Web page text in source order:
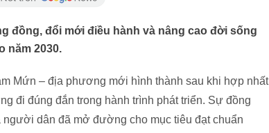
đồng, đổi mới điều hành và nâng cao đời sống
năm 2030.
Mứn – địa phương mới hình thành sau khi hợp nhất
đi đúng đắn trong hành trình phát triển. Sự đồng
dân đã mở đường cho mục tiêu đạt chuẩn